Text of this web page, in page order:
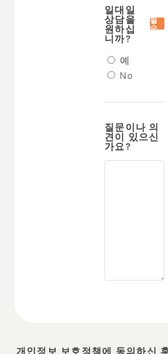
일대일
상담을
원하십
니까?
필
수
예
No
질문이나 의
견이 있으신
가요?
개인정보 보호정책에 동의하신